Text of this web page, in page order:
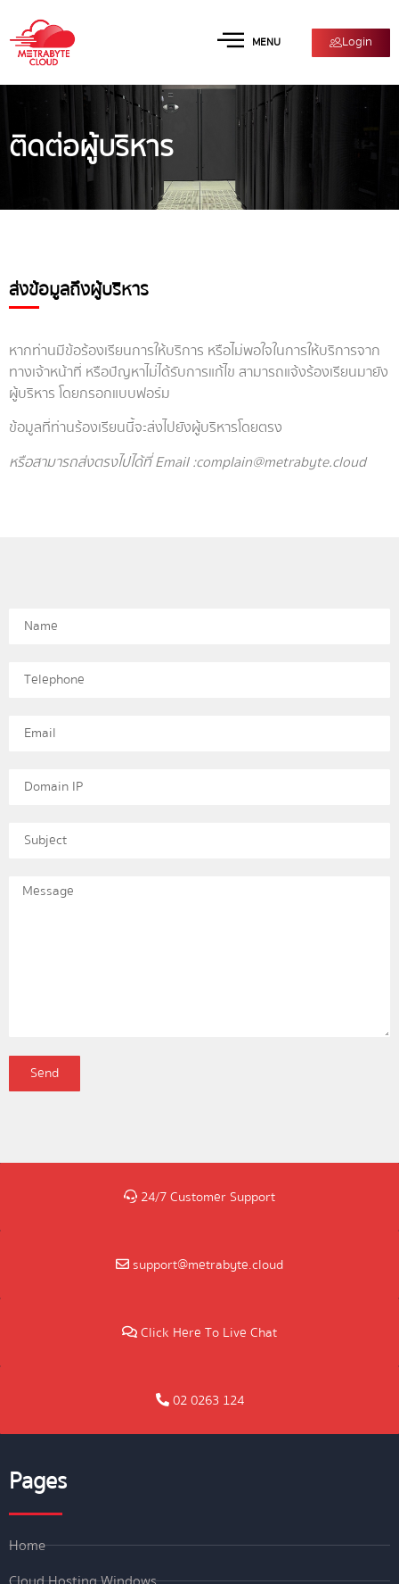
MENU Login
ติดต่อผู้บริหาร
ส่งข้อมูลถึงผู้บริหาร
หากท่านมีข้อร้องเรียนการให้บริการ หรือไม่พอใจในการให้บริการจาก
ทางเจ้าหน้าที่ หรือปัญหาไม่ได้รับการแก้ไข สามารถแจ้งร้องเรียนมายัง
ผู้บริหาร โดยกรอกแบบฟอร์ม
ข้อมูลที่ท่านร้องเรียนนี้จะส่งไปยังผู้บริหารโดยตรง
หรือสามารถส่งตรงไปได้ที่ Email :complain@metrabyte.cloud
Send
24/7 Customer Support
support@metrabyte.cloud
Click Here To Live Chat
02 0263 124
Pages
Home